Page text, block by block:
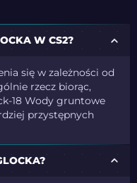
W CS2?
się w zależności od
rzecz biorąc,
18 Wody gruntowe
przystępnych